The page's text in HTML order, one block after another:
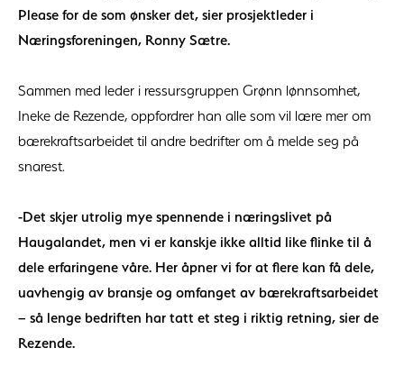
Please for de som ønsker det, sier prosjektleder i
Næringsforeningen, Ronny Sætre.
Sammen med leder i ressursgruppen Grønn lønnsomhet,
Ineke de Rezende, oppfordrer han alle som vil lære mer om
bærekraftsarbeidet til andre bedrifter om å melde seg på
snarest.
-Det skjer utrolig mye spennende i næringslivet på
Haugalandet, men vi er kanskje ikke alltid like flinke til å
dele erfaringene våre. Her åpner vi for at flere kan få dele,
uavhengig av bransje og omfanget av bærekraftsarbeidet
– så lenge bedriften har tatt et steg i riktig retning, sier de
Rezende.